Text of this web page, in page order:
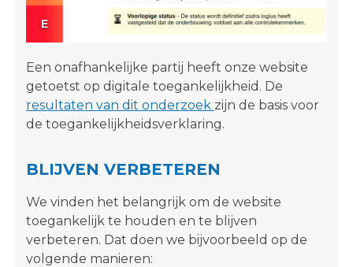
Een onafhankelijke partij heeft onze website
getoetst op digitale toegankelijkheid. De
resultaten van dit onderzoek zijn de basis voor
de toegankelijkheidsverklaring.
BLIJVEN VERBETEREN
We vinden het belangrijk om de website
toegankelijk te houden en te blijven
verbeteren. Dat doen we bijvoorbeeld op de
volgende manieren: